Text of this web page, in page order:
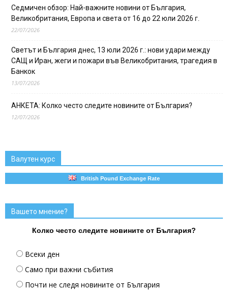
Седмичен обзор: Най-важните новини от България,
Великобритания, Европа и света от 16 до 22 юли 2026 г.
22/07/2026
Светът и България днес, 13 юли 2026 г.: нови удари между
САЩ и Иран, жеги и пожари във Великобритания, трагедия в
Банкок
13/07/2026
АНКЕТА: Колко често следите новините от България?
12/07/2026
Валутен курс
British Pound Exchange Rate
Вашето мнение?
Колко често следите новините от България?
Всеки ден
Само при важни събития
Почти не следя новините от България